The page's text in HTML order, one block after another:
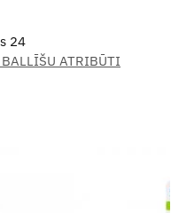
24
ATRIBŪTI